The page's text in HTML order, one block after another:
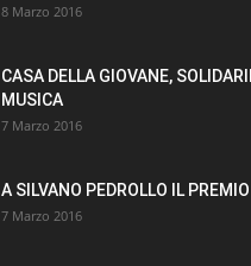
8 Marzo 2016
CASA DELLA GIOVANE,
MUSICA
7 Marzo 2016
A SILVANO PEDROLLO IL
7 Marzo 2016